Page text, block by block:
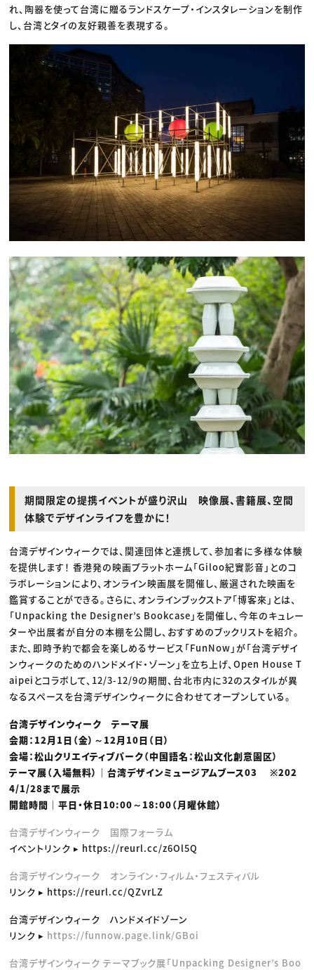
れ、陶器を使って台湾に贈るランドスケープ・インスタレーションを制作
し、台湾とタイの友好親善を表現する。
期間限定の提携イベントが盛り沢山 映像展、書籍展、空間
体験でデザインライフを豊かに！
台湾デザインウィークでは、関連団体と連携して、参加者に多様な体験
を提供します！ 香港発の映画プラットホーム「Giloo紀實影音」とのコ
ラボレーションにより、オンライン映画展を開催し、厳選された映画を
鑑賞することができる。さらに、オンラインブックストア「博客來」とは、
「Unpacking the Designer’s Bookcase」を開催し、今年のキュレー
ターや出展者が自分の本棚を公開し、おすすめのブックリストを紹介。
また、即時予約で都会を楽しめるサービス「FunNow」が「台湾デザイ
ンウィークのためのハンドメイド・ゾーン」を立ち上げ、Open House T
aipeiとコラボして、12/3-12/9の期間、台北市内に32のスタイルが異
なるスペースを台湾デザインウィークに合わせてオープンしている。
台湾デザインウィーク テーマ展
会期：12月1日（金）～12月10日（日）
会場：松山クリエイティブパーク（中国語名：松山文化創意園区）
テーマ展（入場無料）｜台湾デザインミュージアムブース03 ※202
4/1/28まで展示
開館時間｜平日・休日10:00～18:00（月曜休館）
台湾デザインウィーク 国際フォーラム
イベントリンク ▸ https://reurl.cc/z6Ol5Q
台湾デザインウィーク オンライン・フィルム・フェスティバル
リンク ▸ https://reurl.cc/QZvrLZ
台湾デザインウィーク ハンドメイドゾーン
リンク ▸ https://funnow.page.link/GBoi
台湾デザインウィーク テーマブック展「Unpacking Designer’s Boo